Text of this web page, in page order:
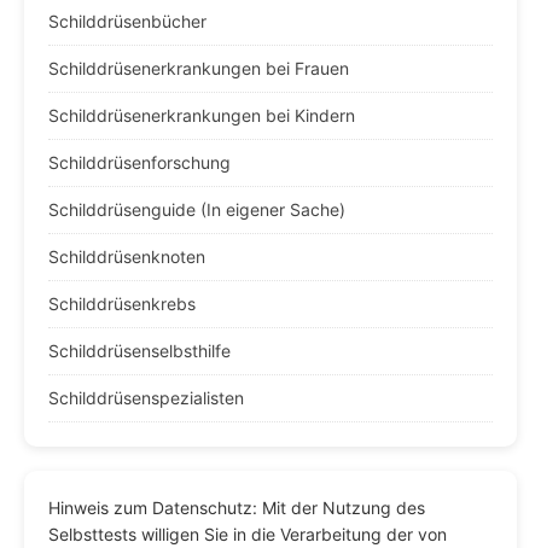
Schilddrüsenbücher
Schilddrüsenerkrankungen bei Frauen
Schilddrüsenerkrankungen bei Kindern
Schilddrüsenforschung
Schilddrüsenguide (In eigener Sache)
Schilddrüsenknoten
Schilddrüsenkrebs
Schilddrüsenselbsthilfe
Schilddrüsenspezialisten
Hinweis zum Datenschutz: Mit der Nutzung des
Selbsttests willigen Sie in die Verarbeitung der von